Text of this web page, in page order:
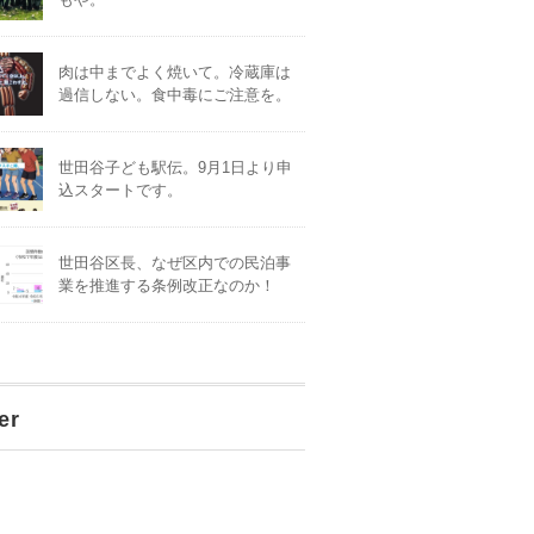
肉は中までよく焼いて。冷蔵庫は
過信しない。食中毒にご注意を。
世田谷子ども駅伝。9月1日より申
込スタートです。
世田谷区長、なぜ区内での民泊事
業を推進する条例改正なのか！